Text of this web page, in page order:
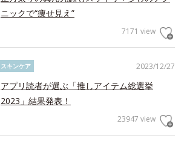
ニックで“痩せ見え”
7171 view
2023/12/27
スキンケア
アプリ読者が選ぶ「推しアイテム総選挙
2023」結果発表！
23947 view